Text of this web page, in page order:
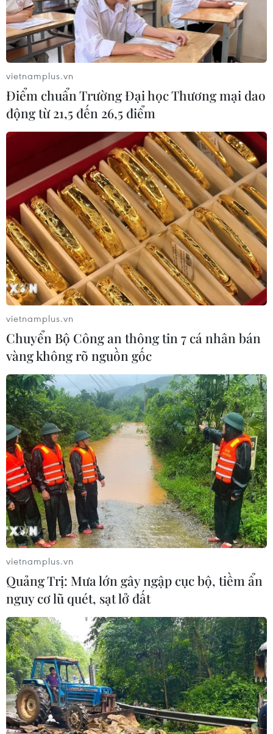
vietnamplus.vn
Điểm chuẩn Trường Đại học Thương mại dao
động từ 21,5 đến 26,5 điểm
vietnamplus.vn
Chuyển Bộ Công an thông tin 7 cá nhân bán
vàng không rõ nguồn gốc
vietnamplus.vn
Quảng Trị: Mưa lớn gây ngập cục bộ, tiềm ẩn
nguy cơ lũ quét, sạt lở đất